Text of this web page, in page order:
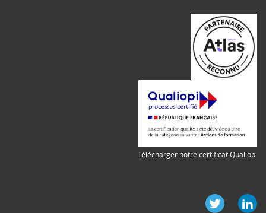
Télécharger notre certificat Qualiopi